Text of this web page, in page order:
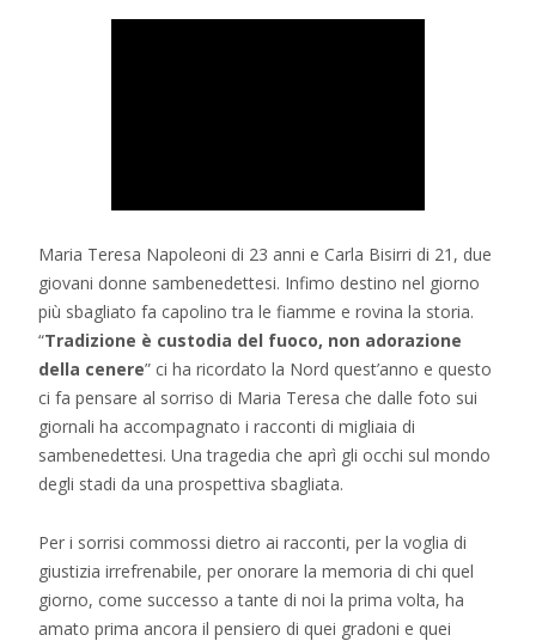
Maria Teresa Napoleoni di 23 anni e Carla Bisirri di 21, due
giovani donne sambenedettesi. Infimo destino nel giorno
più sbagliato fa capolino tra le fiamme e rovina la storia.
“Tradizione è custodia del fuoco, non adorazione
della cenere” ci ha ricordato la Nord quest’anno e questo
ci fa pensare al sorriso di Maria Teresa che dalle foto sui
giornali ha accompagnato i racconti di migliaia di
sambenedettesi. Una tragedia che aprì gli occhi sul mondo
degli stadi da una prospettiva sbagliata.
Per i sorrisi commossi dietro ai racconti, per la voglia di
giustizia irrefrenabile, per onorare la memoria di chi quel
giorno, come successo a tante di noi la prima volta, ha
amato prima ancora il pensiero di quei gradoni e quei